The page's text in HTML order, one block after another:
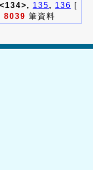
135, 136 [
8039 筆資料